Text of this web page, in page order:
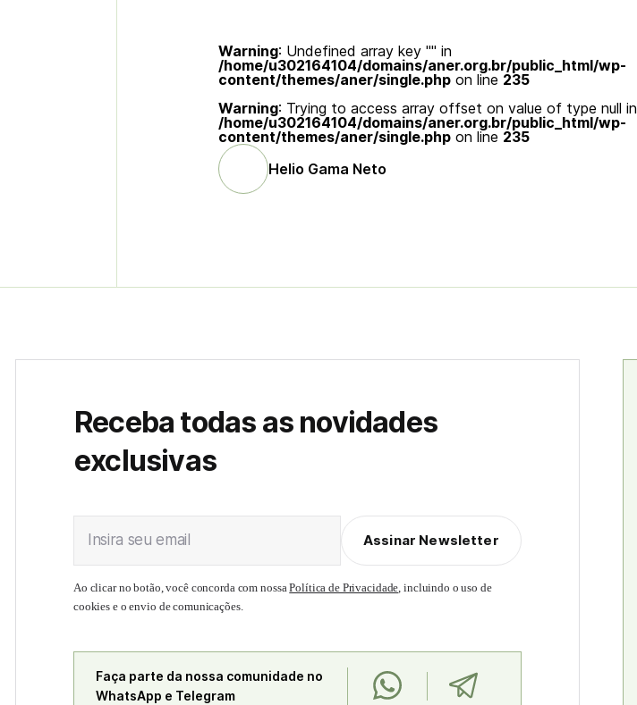
Warning: Undefined array key "" in
/home/u302164104/domains/aner.org.br/public_html/wp-
content/themes/aner/single.php on line 235
Warning: Trying to access array offset on value of type null in
/home/u302164104/domains/aner.org.br/public_html/wp-
content/themes/aner/single.php on line 235
Helio Gama Neto
Receba todas as novidades
exclusivas
Insira seu email Assinar Newsletter
Ao clicar no botão, você concorda com nossaPolítica de Privacidade, incluindo o uso de
cookies e o envio de comunicações.
Faça parte da nossa comunidade no
WhatsApp e Telegram